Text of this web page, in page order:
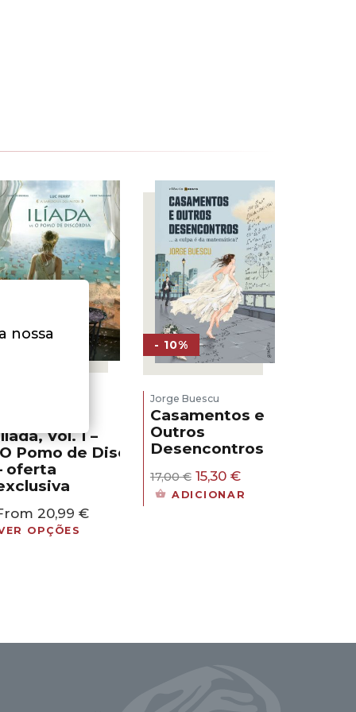
- 30%
Vol. 1 –
O Pomo de Discórdia
oferta
20,99€
OPÇÕES
- 10%
Jorge Buescu
Casamentos e
Outros
Desencontros
17,00€ O
preço
15,30 €O
preço
ADICIONAR
nossa